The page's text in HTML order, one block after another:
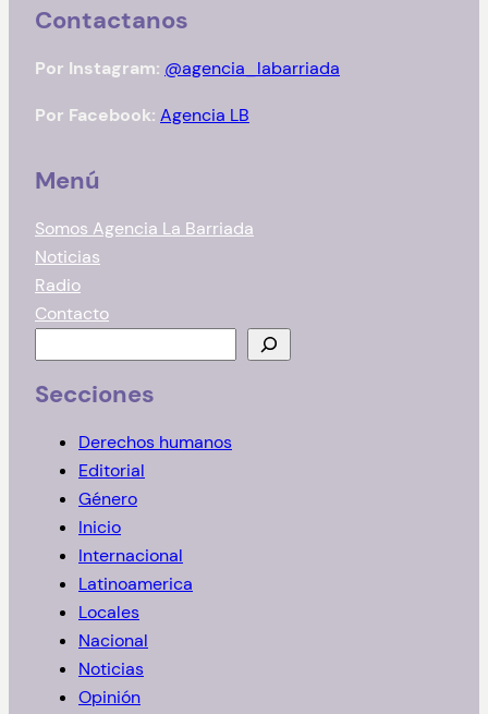
Contactanos
Por Instagram: @agencia_labarriada
Por Facebook: Agencia LB
Menú
Somos Agencia La Barriada
Noticias
Radio
Contacto
s
Secciones
Derechos humanos
Editorial
Género
Inicio
Internacional
Latinoamerica
Locales
Nacional
Noticias
Opinión